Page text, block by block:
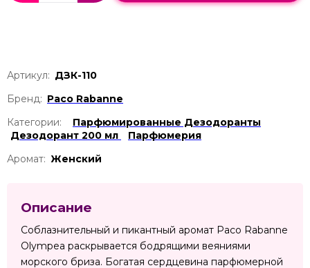
Артикул: ДЗК-110
Бренд: Paco Rabanne
Категории:
Парфюмированные Дезодоранты
Дезодорант 200 мл
Парфюмерия
Аромат: Женский
Описание
Соблазнительный и пикантный аромат Paco Rabanne
Olympea раскрывается бодрящими веяниями
морского бриза. Богатая сердцевина парфюмерной